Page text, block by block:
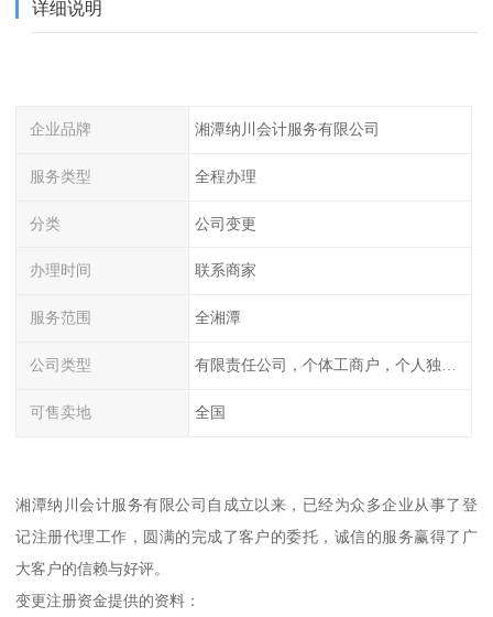
详细说明
企业品牌 湘潭纳川会计服务有限公司
服务类型 全程办理
分类 公司变更
办理时间 联系商家
服务范围 全湘潭
公司类型
可售卖地 全国
湘潭纳川会计服务有限公司自成立以来，已经为众多企业从事了登
记注册代理工作，圆满的完成了客户的委托，诚信的服务赢得了广
大客户的信赖与好评。
变更注册资金提供的资料：